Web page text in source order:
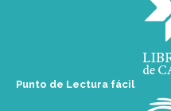
Punto de Lectura fácil